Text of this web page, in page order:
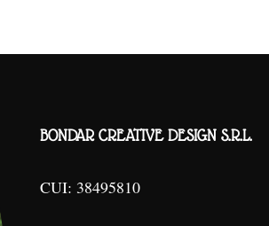
BONDAR CREATIVE DESIGN S.R.L.
CUI: 38495810